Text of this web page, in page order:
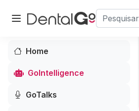
Home
GoIntelligence
GoTalks